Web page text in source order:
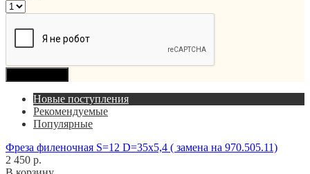
Новые поступления
Рекомендуемые
Популярные
Фреза филеночная S=12 D=35x5,4 ( замена на 970.505.11)
2 450 р.